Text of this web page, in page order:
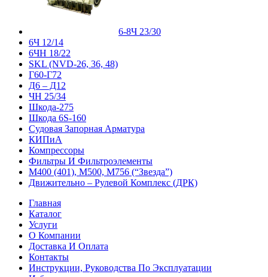
6-8Ч 23/30
6Ч 12/14
6ЧН 18/22
SKL (NVD-26, 36, 48)
Г60-Г72
Д6 – Д12
ЧН 25/34
Шкода-275
Шкода 6S-160
Судовая Запорная Арматура
КИПиА
Компрессоры
Фильтры И Фильтроэлементы
М400 (401), М500, М756 (“Звезда”)
Движительно – Рулевой Комплекс (ДРК)
Главная
Каталог
Услуги
О Компании
Доставка И Оплата
Контакты
Инструкции, Руководства По Эксплуатации